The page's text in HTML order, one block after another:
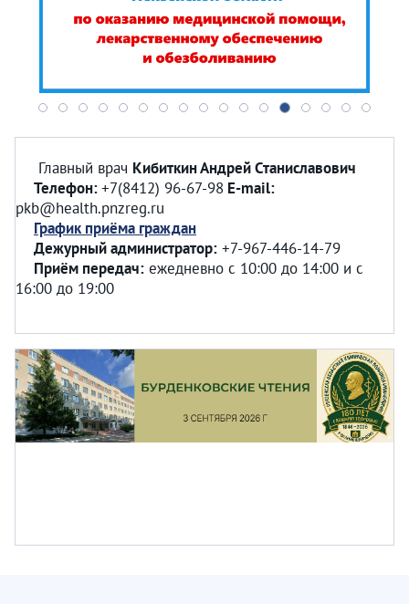
Главный врач Кибиткин Андрей Станиславович
Телефон:+7(8412) 96-67-98 E-mail:
pkb@health.pnzreg.ru
График приёма граждан
Дежурный администратор: +7-967-446-14-79
Приём передач: ежедневно с 10:00 до 14:00 и с
16:00 до 19:00